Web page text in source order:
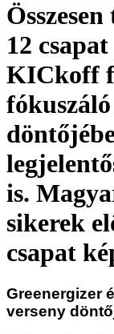
12
KICkoff
is.
sikerek
csapat
Greenergizer
verseny